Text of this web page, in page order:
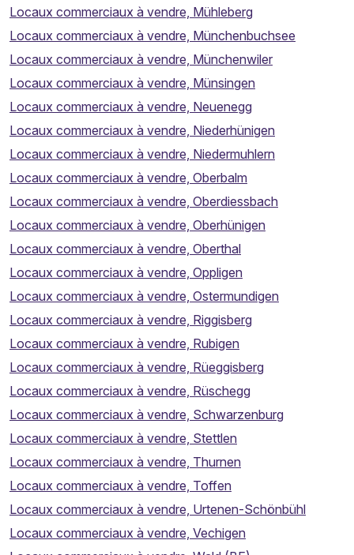
Locaux commerciaux à vendre, Mühleberg
Locaux commerciaux à vendre, Münchenbuchsee
Locaux commerciaux à vendre, Münchenwiler
Locaux commerciaux à vendre, Münsingen
Locaux commerciaux à vendre, Neuenegg
Locaux commerciaux à vendre, Niederhünigen
Locaux commerciaux à vendre, Niedermuhlern
Locaux commerciaux à vendre, Oberbalm
Locaux commerciaux à vendre, Oberdiessbach
Locaux commerciaux à vendre, Oberhünigen
Locaux commerciaux à vendre, Oberthal
Locaux commerciaux à vendre, Oppligen
Locaux commerciaux à vendre, Ostermundigen
Locaux commerciaux à vendre, Riggisberg
Locaux commerciaux à vendre, Rubigen
Locaux commerciaux à vendre, Rüeggisberg
Locaux commerciaux à vendre, Rüschegg
Locaux commerciaux à vendre, Schwarzenburg
Locaux commerciaux à vendre, Stettlen
Locaux commerciaux à vendre, Thurnen
Locaux commerciaux à vendre, Toffen
Locaux commerciaux à vendre, Urtenen-Schönbühl
Locaux commerciaux à vendre, Vechigen